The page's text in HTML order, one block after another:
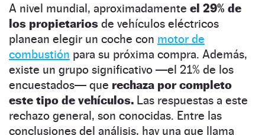
A nivel mundial, aproximadamente el 29% de
los propietarios de vehículos eléctricos
planean elegir un coche con motor de
combustión para su próxima compra. Además,
existe un grupo significativo —el 21% de los
encuestados— que rechaza por completo
este tipo de vehículos. Las respuestas a este
rechazo general, son conocidas. Entre las
conclusiones del análisis, hay una que llama